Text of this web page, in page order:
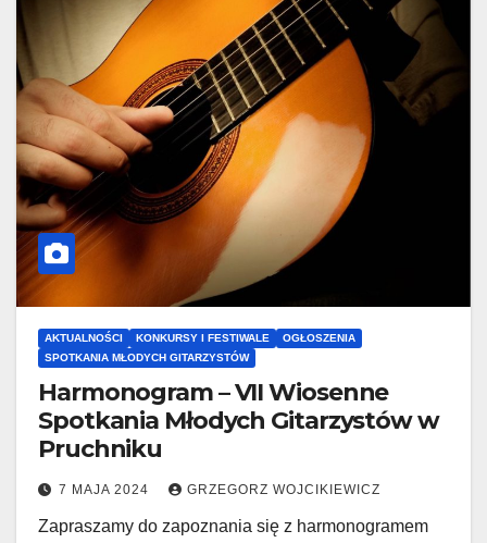
AKTUALNOŚCI KONKURSY I FESTIWALE
OGŁOSZENIA
SPOTKANIA MŁODYCH GITARZYSTÓW
Harmonogram – VII Wiosenne
Spotkania Młodych Gitarzystów w
Pruchniku
7 MAJA 2024 GRZEGORZ WOJCIKIEWICZ
Zapraszamy do zapoznania się z harmonogramem